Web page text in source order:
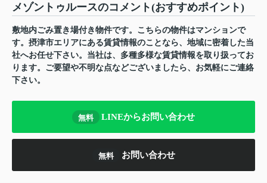
メゾントゥルースのコメント(おすすめポイント)
敷地内ごみ置き場付き物件です。こちらの物件はマンションで
す。摂津市エリアにある賃貸情報のことなら、地域に密着した当
社へお任せ下さい。当社は、多種多様な賃貸情報を取り扱ってお
ります。ご要望や不明な点などございましたら、お気軽にご連絡
下さい。
無料 LINEからお問い合わせ
無料 お問い合わせ